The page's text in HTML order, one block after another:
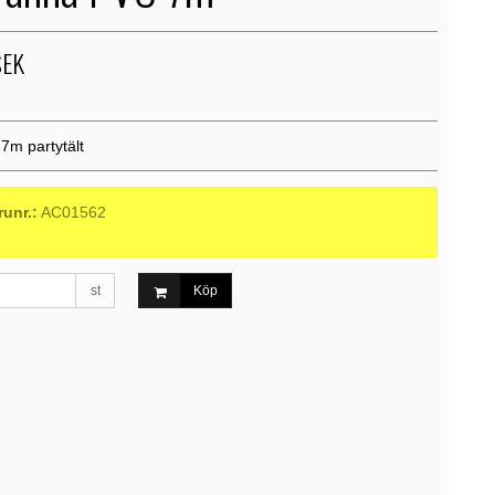
partytält
AC01562
st Köp